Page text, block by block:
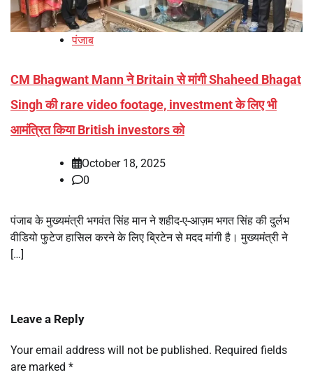
पंजाब
CM Bhagwant Mann ने Britain से मांगी Shaheed Bhagat
Singh की rare video footage, investment के लिए भी
आमंत्रित किया British investors को
October 18, 2025
0
पंजाब के मुख्यमंत्री भगवंत सिंह मान ने शहीद-ए-आज़म भगत सिंह की दुर्लभ
वीडियो फुटेज हासिल करने के लिए ब्रिटेन से मदद मांगी है। मुख्यमंत्री ने
[…]
Leave a Reply
Your email address will not be published. Required fields
are marked *